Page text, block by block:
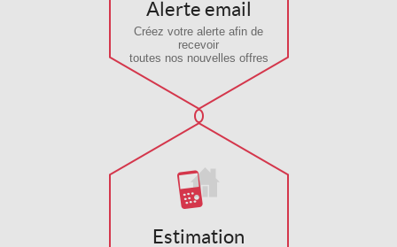
Alerte email
Créez votre alerte afin de
recevoir
toutes nos nouvelles offres
Estimation